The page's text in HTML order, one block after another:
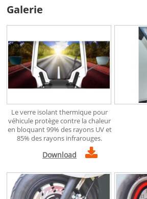
Galerie
Le verre isolant thermique pour
véhicule protège contre la chaleur
en bloquant 99% des rayons UV et
85% des rayons infrarouges.
Download